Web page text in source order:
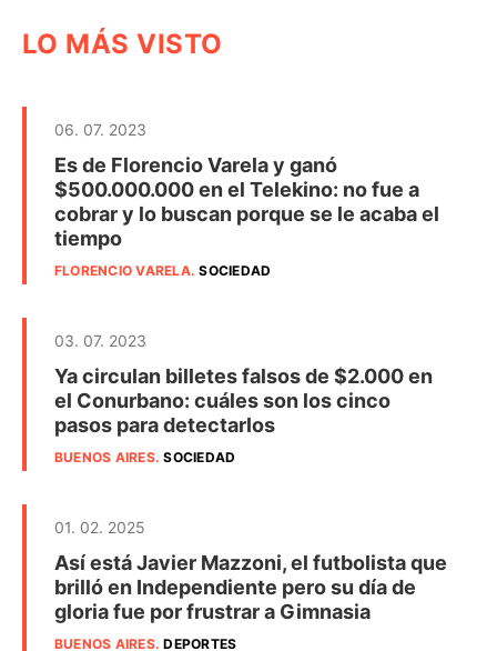
LO MÁS VISTO
06. 07. 2023
Es de Florencio Varela y ganó
$500.000.000 en el Telekino: no fue a
cobrar y lo buscan porque se le acaba el
tiempo
FLORENCIO VARELA.SOCIEDAD
03. 07. 2023
Ya circulan billetes falsos de $2.000 en
el Conurbano: cuáles son los cinco
pasos para detectarlos
BUENOS AIRES.SOCIEDAD
01. 02. 2025
Así está Javier Mazzoni, el futbolista que
brilló en Independiente pero su día de
gloria fue por frustrar a Gimnasia
BUENOS AIRES.DEPORTES